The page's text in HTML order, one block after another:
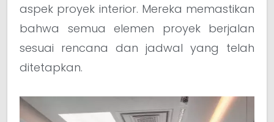
aspek proyek interior. Mereka memastikan
bahwa semua elemen proyek berjalan
sesuai rencana dan jadwal yang telah
ditetapkan.